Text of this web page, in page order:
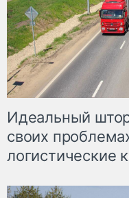
Идеальный
своих
логистические